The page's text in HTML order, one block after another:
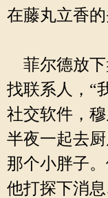
在藤丸立香的
菲尔德放下
找联系人，“
社交软件，
半夜一起去
那个小胖子
他打探下消